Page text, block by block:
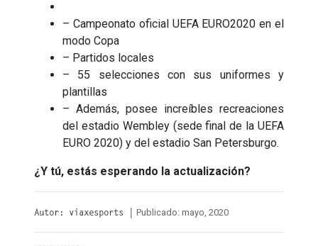
– Campeonato oficial UEFA EURO2020 en el
modo Copa
– Partidos locales
– 55 selecciones con sus uniformes y
plantillas
– Además, posee increíbles recreaciones
del estadio Wembley (sede final de la UEFA
EURO 2020) y del estadio San Petersburgo.
¿Y tú, estás esperando la actualización?
Autor: viaxesports | Publicado: mayo, 2020